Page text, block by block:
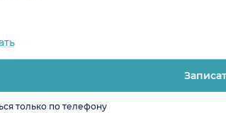
только по телефону